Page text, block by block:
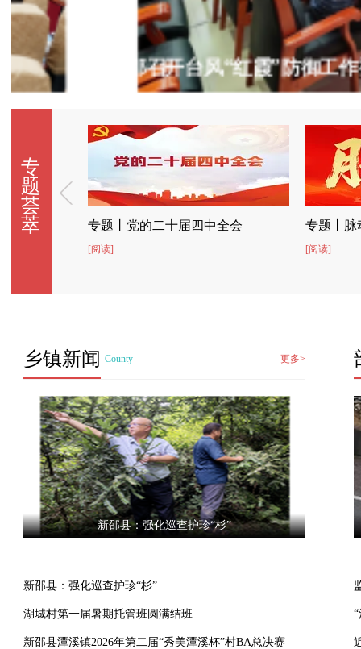
新邵召开台风“红霞”防御工作视频会商
专
题
荟
萃
专题丨党的二十届四中全会
[阅读] [阅读]
乡镇新闻 County 更多>
新邵县：强化巡查护珍“杉”
新邵县：强化巡查护珍“杉”
湖城村第一届暑期托管班圆满结班
新邵县潭溪镇2026年第二届“秀美潭溪杯”村BA总决赛